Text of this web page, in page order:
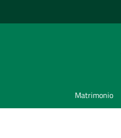
Matrimonio